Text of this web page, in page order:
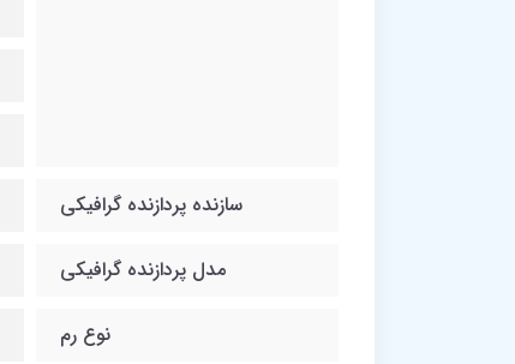
سازنده پردازنده گرافیکی
مدل پردازنده گرافیکی
نوع رم